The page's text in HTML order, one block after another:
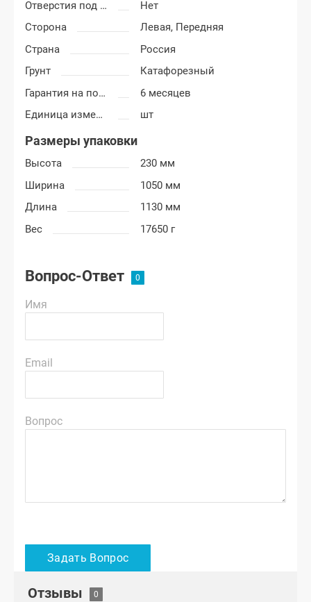
Отверстия под молдинг
Нет
Сторона
Левая, Передняя
Страна
Россия
Грунт
Катафорезный
Гарантия на покраску
6 месяцев
Единица измерения
шт
Размеры упаковки
Высота
230 мм
Ширина
1050 мм
Длина
1130 мм
Вес
17650 г
Вопрос-Ответ
Имя
Email
Вопрос
Отзывы